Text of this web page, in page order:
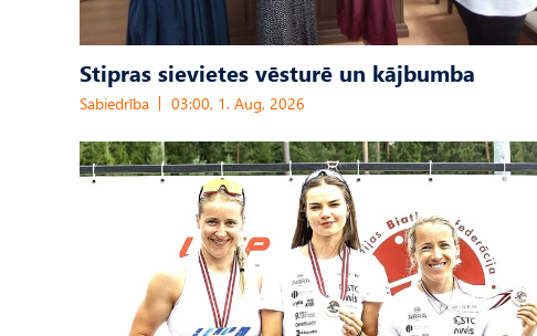
Stipras sievietes vēsturē un kājbumba
Sabiedrība 03:00, 1. Aug, 2026